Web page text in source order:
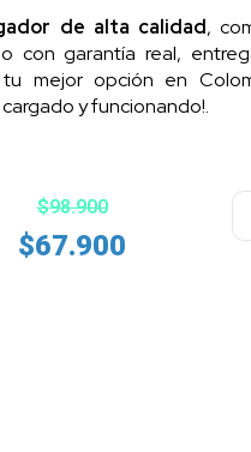
de alta calidad,
con garantía real,
tu mejor opción en
y funcionando!.
$98.900
$67.900